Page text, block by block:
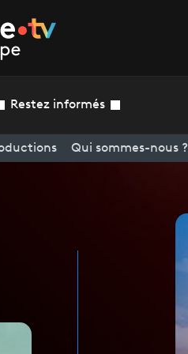
Restez informés
Qui sommes-nous ?